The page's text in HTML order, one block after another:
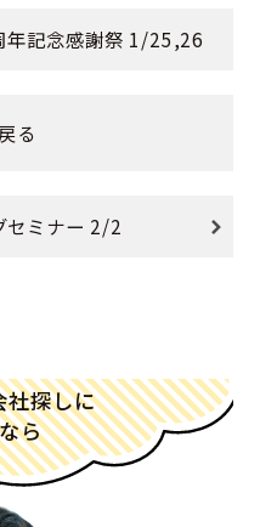
年記念感謝祭 1/25,26
る
セミナー 2/2
社探しに
ら